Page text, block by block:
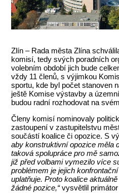
Zlín – Rada města Zlína
komisí, tedy svých poradních
volebním období jich bude
vždy 11 členů, s výjimkou
sportu, kde byl počet stanoven
ještě Komise výstavby a
budou radní rozhodovat na
Členy komisí nominovaly
zastoupení v zastupitelstvu
součástí koalice či opozice. S
aby konstruktivní opozice měla
taková spolupráce pro mě
již před volbami vymezilo více
problémem je jejich
uplatňuje. Proto koalice
žádné pozice,“vysvětlil